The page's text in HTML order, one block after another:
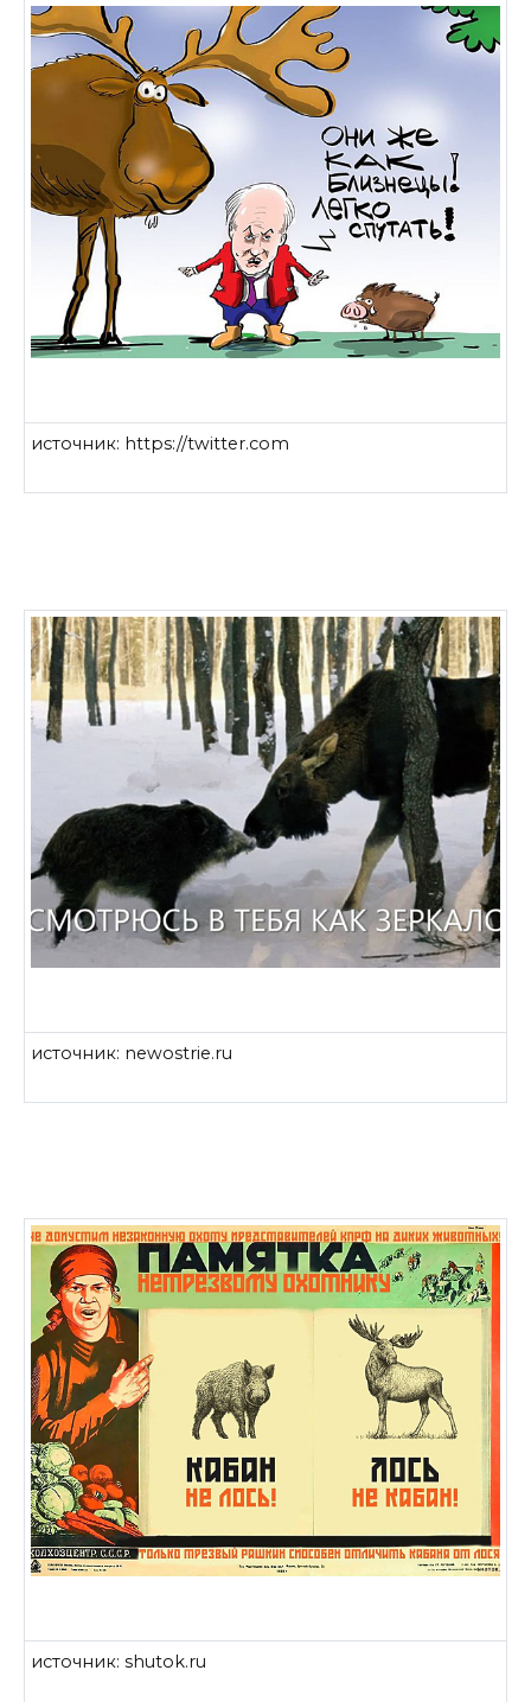
источник: https://twitter.com
источник: newostrie.ru
источник: shutok.ru